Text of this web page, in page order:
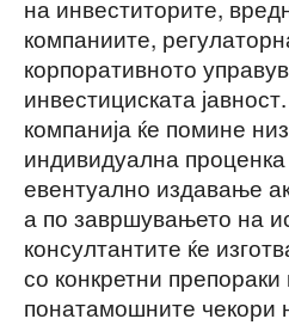
на инвеститорите,
компаниите,
корпоративното
инвестициската
компанија ќе помине
индивидуална
евентуално издавање
а по завршувањето на
консултантите ќе
со конкретни препораки
понатамошните чекори